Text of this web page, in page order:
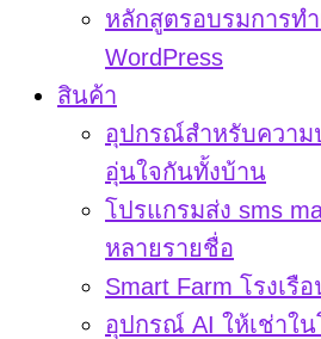
หลักสูตรอบรมการท
WordPress
สินค้า
อุปกรณ์สำหรับความ
อุ่นใจกันทั้งบ้าน
โปรแกรมส่ง sms
หลายรายชื่อ
Smart Farm โรงเรื
อุปกรณ์ AI ให้เช่าใ